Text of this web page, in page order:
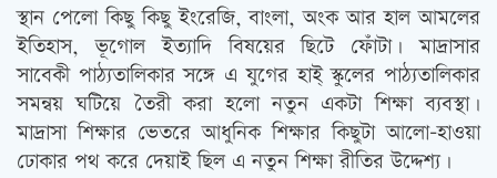
স্থান পেলো কিছু কিছু ইংরেজি, বাংলা, অংক আর হাল আমলের
ইতিহাস, ভূগোল ইত্যাদি বিষয়ের ছিটে ফোঁটা। মাদ্রাসার
সাবেকী পাঠ্যতালিকার সঙ্গে এ যুগের হাই্ স্কুলের পাঠ্যতালিকার
সমন্বয় ঘটিয়ে তৈরী করা হলো নতুন একটা শিক্ষা ব্যবস্থা।
মাদ্রাসা শিক্ষার ভেতরে আধুনিক শিক্ষার কিছুটা আলো-হাওয়া
ঢোকার পথ করে দেয়াই ছিল এ নতুন শিক্ষা রীতির উদ্দেশ্য।